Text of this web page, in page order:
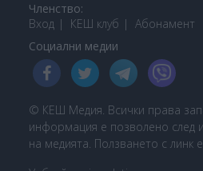
Членство:
Вход
КЕШ клуб Абонамент
Социални медии
© КЕШ Медия. Всички права
информация е позволено след
на медията. Ползването с линк